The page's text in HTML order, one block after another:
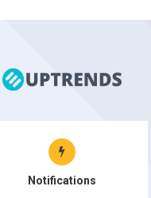
Notifications